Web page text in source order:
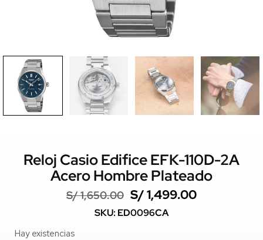
Reloj Casio Edifice EFK-110D-2A
Acero Hombre Plateado
S/1,650.00 S/1,499.00
SKU: ED0096CA
Hay existencias